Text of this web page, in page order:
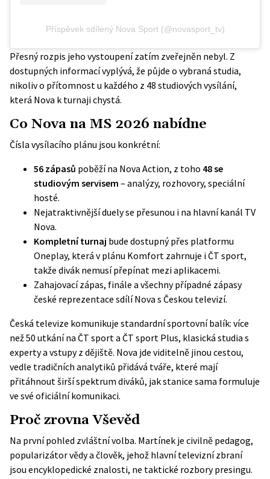
Příspěvek sdílený Nova Sport (@novasport_tv)
Přesný rozpis jeho vystoupení zatím zveřejněn nebyl. Z
dostupných informací vyplývá, že půjde o vybraná studia,
nikoliv o přítomnost u každého z 48 studiových vysílání,
která Nova k turnaji chystá.
Co Nova na MS 2026 nabídne
Čísla vysílacího plánu jsou konkrétní:
56 zápasů poběží na Nova Action, z toho 48 se
studiovým servisem – analýzy, rozhovory, speciální
hosté.
Nejatraktivnější duely se přesunou i na hlavní kanál TV
Nova.
Kompletní turnaj bude dostupný přes platformu
Oneplay, která v plánu Komfort zahrnuje i ČT sport,
takže divák nemusí přepínat mezi aplikacemi.
Zahajovací zápas, finále a všechny případné zápasy
české reprezentace sdílí Nova s Českou televizí.
Česká televize komunikuje standardní sportovní balík: více
než 50 utkání na ČT sport a ČT sport Plus, klasická studia s
experty a vstupy z dějiště. Nova jde viditelně jinou cestou,
vedle tradičních analytiků přidává tváře, které mají
přitáhnout širší spektrum diváků, jak stanice sama formuluje
ve své oficiální komunikaci.
Proč zrovna Vševěd
Na první pohled zvláštní volba. Martínek je civilně pedagog,
popularizátor vědy a člověk, jehož hlavní televizní zbraní
jsou encyklopedické znalosti, ne taktické rozbory presingu.